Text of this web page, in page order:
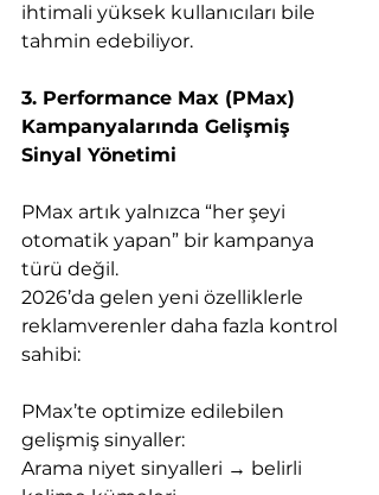
ihtimali yüksek kullanıcıları bile
tahmin edebiliyor.
3. Performance Max (PMax)
Kampanyalarında Gelişmiş
Sinyal Yönetimi
PMax artık yalnızca “her şeyi
otomatik yapan” bir kampanya
türü değil.
2026’da gelen yeni özelliklerle
reklamverenler daha fazla kontrol
sahibi:
PMax’te optimize edilebilen
gelişmiş sinyaller:
Arama niyet sinyalleri → belirli